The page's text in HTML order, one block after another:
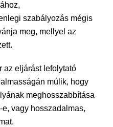
szabályozás mégis
meg, mellyel az
az eljárást lefolytató
múlik, hogy
meghosszabbítása
vagy hosszadalmas,